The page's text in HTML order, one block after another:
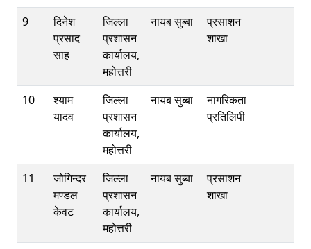
9
दिनेश
प्रसाद
साह
जिल्ला
प्रशासन
कार्यालय,
महोत्तरी
नायब सुब्बा
प्रसाशन
शाखा
10
श्याम
यादव
जिल्ला
प्रशासन
कार्यालय,
महोत्तरी
नायब सुब्बा
नागरिकता
प्रतिलिपी
11
जोगिन्दर
मण्डल
केवट
जिल्ला
प्रशासन
कार्यालय,
महोत्तरी
नायब सुब्बा
प्रसाशन
शाखा